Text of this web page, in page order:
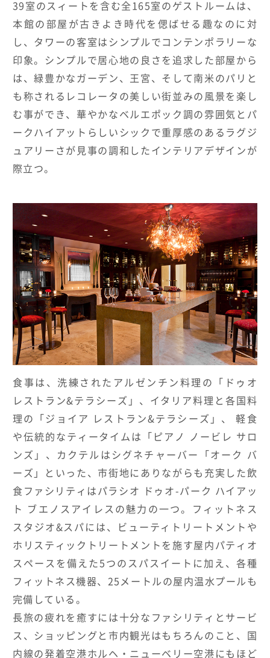
39室のスィートを含む全165室のゲストルームは、
本館の部屋が古きよき時代を偲ばせる趣なのに対
し、タワーの客室はシンプルでコンテンポラリーな
印象。シンプルで居心地の良さを追求した部屋から
は、緑豊かなガーデン、王宮、そして南米のパリと
も称されるレコレータの美しい街並みの風景を楽し
む事ができ、華やかなベルエポック調の雰囲気とパ
ークハイアットらしいシックで重厚感のあるラグジ
ュアリーさが見事の調和したインテリアデザインが
際立つ。
食事は、洗練されたアルゼンチン料理の「ドゥオ
レストラン&テラシーズ」、イタリア料理と各国料
理の「ジョイア レストラン&テラシーズ」、 軽食
や伝統的なティータイムは「ピアノ ノービレ サロ
ンズ」、カクテルはシグネチャーバー「オーク バ
ーズ」といった、市街地にありながらも充実した飲
食ファシリティはパラシオ ドゥオ-パーク ハイアッ
ト ブエノスアイレスの魅力の一つ。フィットネス
スタジオ&スパには、ビューティトリートメントや
ホリスティックトリートメントを施す屋内パティオ
スペースを備えた5つのスパスイートに加え、各種
フィットネス機器、25メートルの屋内温水プールも
完備している。
長旅の疲れを癒すには十分なファシリティとサービ
ス、ショッピングと市内観光はもちろんのこと、国
内線の発着空港ホルヘ・ニューベリー空港にもほど